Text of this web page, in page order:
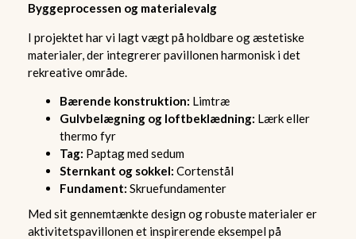
Byggeprocessen og materialevalg
I projektet har vi lagt vægt på holdbare og æstetiske
materialer, der integrerer pavillonen harmonisk i det
rekreative område.
Bærende konstruktion: Limtræ
Gulvbelægning og loftbeklædning: Lærk eller
thermo fyr
Tag: Paptag med sedum
Sternkant og sokkel: Cortenstål
Fundament: Skruefundamenter
Med sit gennemtænkte design og robuste materialer er
aktivitetspavillonen et inspirerende eksempel på